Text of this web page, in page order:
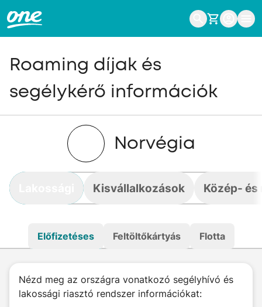
Roaming díjak és
segélykérő információk
Norvégia
Kisvállalkozások Közép-
Előfizetéses Feltöltőkártyás Flotta
Nézd meg az országra vonatkozó segélyhívó és
lakossági riasztó rendszer információkat: